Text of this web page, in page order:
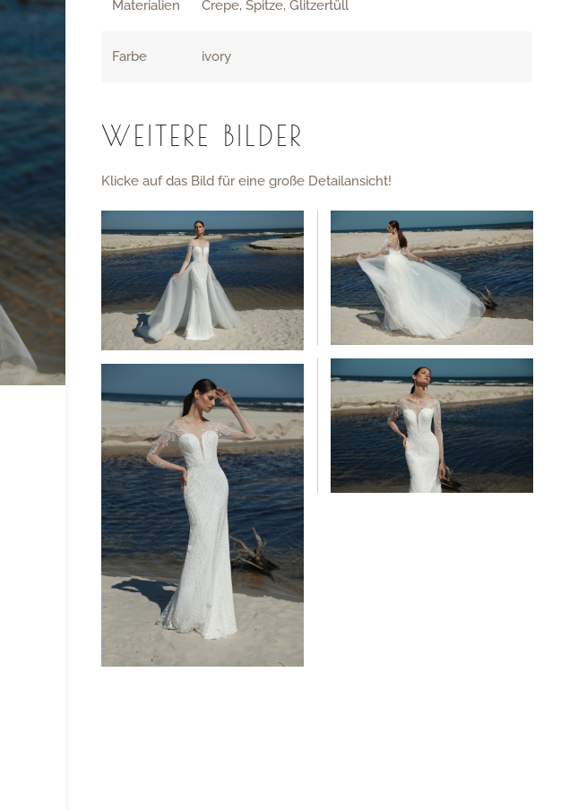
Materialien Crepe, Spitze, Glitzertüll
Farbe ivory
WEITERE BILDER
Klicke auf das Bild für eine große Detailansicht!